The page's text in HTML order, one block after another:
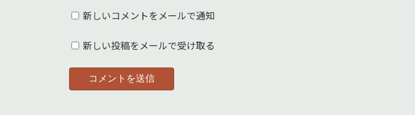
新しいコメントをメールで通知
新しい投稿をメールで受け取る